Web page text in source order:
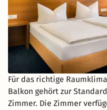
Für das richtige
Balkon gehört zur
Zimmer. Die Zimmer